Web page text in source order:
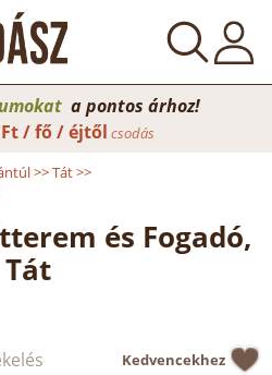
a pontos árhoz!
Ft / fő / éjtől csodás
>>Tát>>
és Fogadó,
Tát
Kedvencekhez